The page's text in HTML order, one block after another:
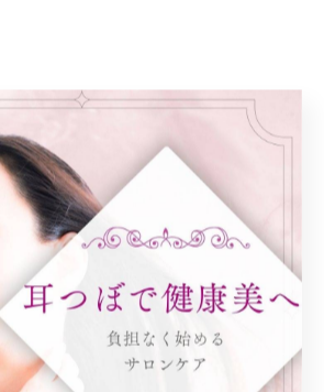
一覧に戻る 次のページ >
カテゴリー Categories
全てのカテゴリー
ダイエット
健康